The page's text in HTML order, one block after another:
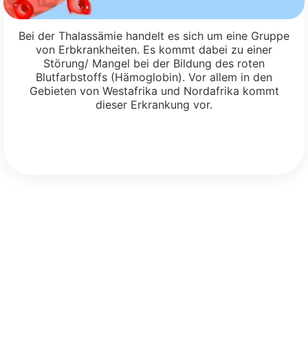
Bei der Thalassämie handelt es sich um eine Gruppe
von Erbkrankheiten. Es kommt dabei zu einer
Störung/ Mangel bei der Bildung des roten
Blutfarbstoffs (Hämoglobin). Vor allem in den
Gebieten von Westafrika und Nordafrika kommt
dieser Erkrankung vor.